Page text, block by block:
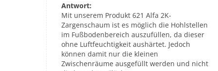
Antwort:
Mit unserem Produkt 621 Alfa 2K-
Zargenschaum ist es möglich die Hohlstellen
im Fußbodenbereich auszufüllen, da dieser
ohne Luftfeuchtigkeit aushärtet. Jedoch
können damit nur die kleinen
Zwischenräume ausgefüllt werden und nicht